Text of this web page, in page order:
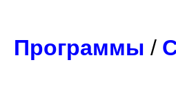
Программы /